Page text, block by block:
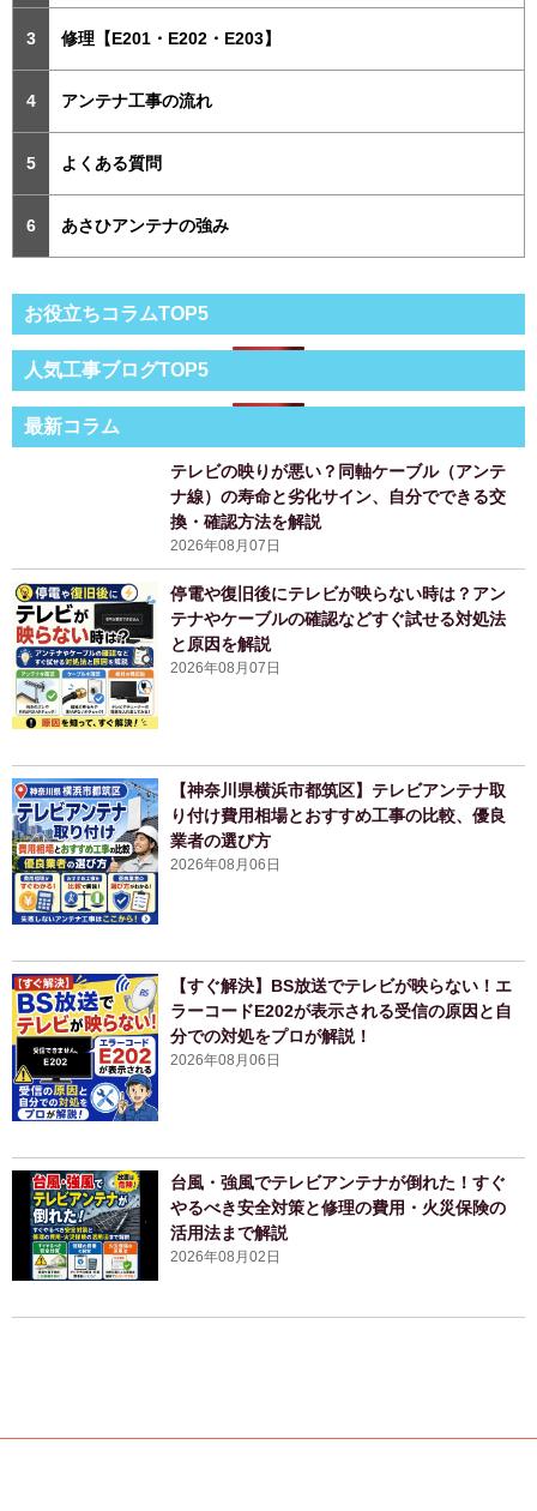
修理【E201・E202・E203】
アンテナ工事の流れ
よくある質問
あさひアンテナの強み
お役立ちコラムTOP5
人気工事ブログTOP5
最新コラム
テレビの映りが悪い？同軸ケーブル（アンテ
ナ線）の寿命と劣化サイン、自分でできる交
換・確認方法を解説
2026年08月07日
停電や復旧後にテレビが映らない時は？アン
テナやケーブルの確認などすぐ試せる対処法
と原因を解説
2026年08月07日
【神奈川県横浜市都筑区】テレビアンテナ取
り付け費用相場とおすすめ工事の比較、優良
業者の選び方
2026年08月06日
【すぐ解決】BS放送でテレビが映らない！エ
ラーコードE202が表示される受信の原因と自
分での対処をプロが解説！
2026年08月06日
台風・強風でテレビアンテナが倒れた！すぐ
やるべき安全対策と修理の費用・火災保険の
活用法まで解説
2026年08月02日